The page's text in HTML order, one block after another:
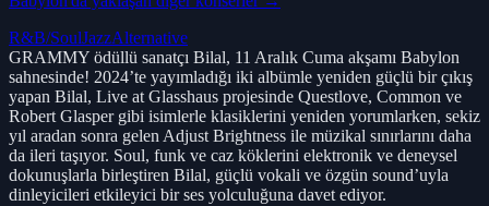
R&B/SoulJazzAlternative
GRAMMY ödüllü sanatçı Bilal, 11 Aralık Cuma akşamı Babylon
sahnesinde! 2024’te yayımladığı iki albümle yeniden güçlü bir çıkış
yapan Bilal, Live at Glasshaus projesinde Questlove, Common ve
Robert Glasper gibi isimlerle klasiklerini yeniden yorumlarken, sekiz
yıl aradan sonra gelen Adjust Brightness ile müzikal sınırlarını daha
da ileri taşıyor. Soul, funk ve caz köklerini elektronik ve deneysel
dokunuşlarla birleştiren Bilal, güçlü vokali ve özgün sound’uyla
dinleyicileri etkileyici bir ses yolculuğuna davet ediyor.